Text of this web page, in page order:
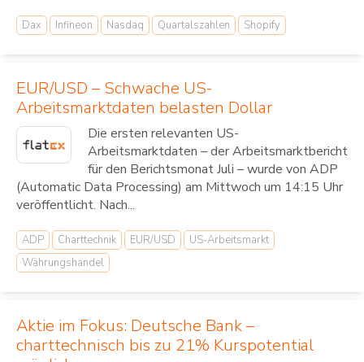
Dax Infineon Nasdaq Quartalszahlen Shopify
EUR/USD – Schwache US-
Arbeitsmarktdaten belasten Dollar
Die ersten relevanten US-
Arbeitsmarktdaten – der Arbeitsmarktbericht
für den Berichtsmonat Juli – wurde von ADP
(Automatic Data Processing) am Mittwoch um 14:15 Uhr
veröffentlicht. Nach...
ADP Charttechnik EUR/USD
US-Arbeitsmarkt
Währungshandel
Aktie im Fokus: Deutsche Bank –
charttechnisch bis zu 21% Kurspotential